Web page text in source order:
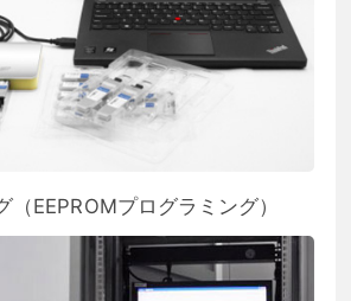
（EEPROMプログラミング）